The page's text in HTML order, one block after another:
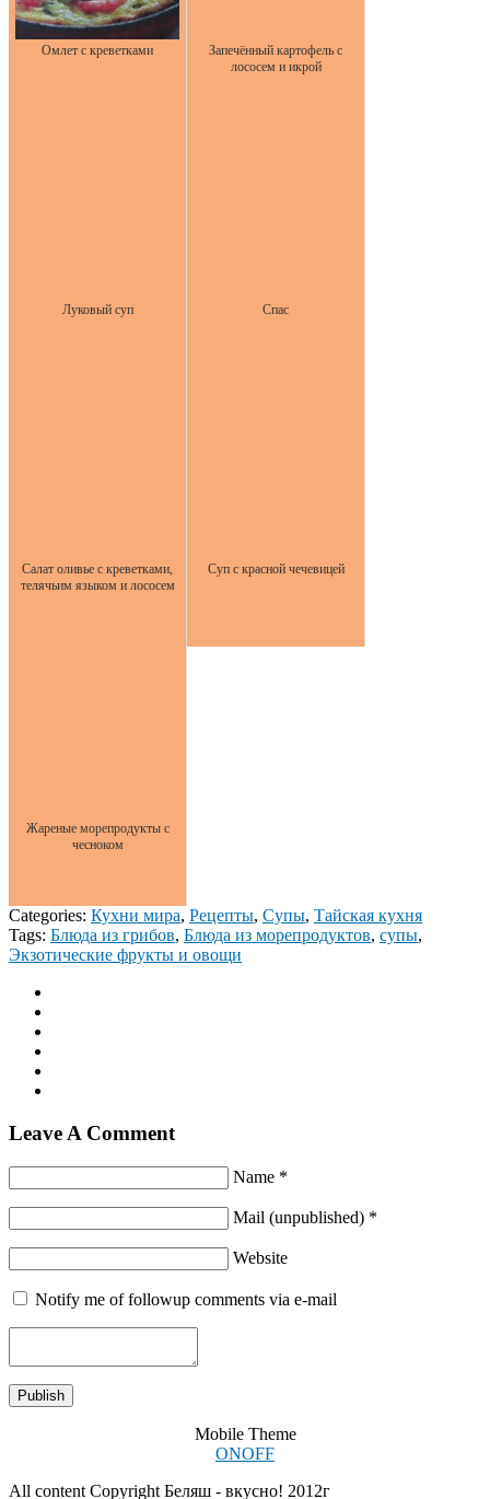
Омлет с креветками
Запечённый картофель с
лососем и икрой
Луковый суп Спас
Салат оливье с креветками,
телячьим языком и лососем
Суп с красной чечевицей
Жареные морепродукты с
чесноком
Categories: Кухни мира, Рецепты, Супы, Тайская кухня
Tags: Блюда из грибов, Блюда из морепродуктов, супы,
Экзотические фрукты и овощи
Leave A Comment
Name *
Mail (unpublished) *
Website
Notify me of followup comments via e-mail
Mobile Theme
ONOFF
All content Copyright Беляш - вкусно! 2012г